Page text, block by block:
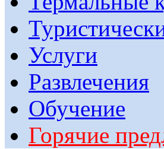
Услуги
Развлечения
Обучение
Горячие